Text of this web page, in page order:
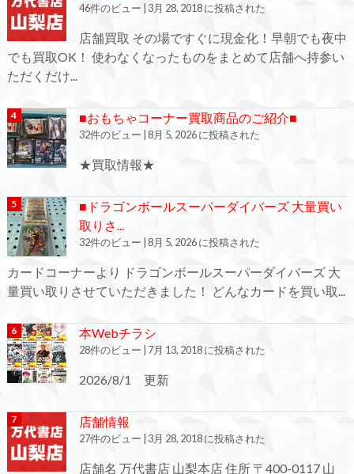
46件のビュー 3月 28, 2018 に投稿された
店舗買取 その場ですぐに現金化！早朝でも夜中
でも買取OK！ 使わなくなったものをまとめて店舗へ持参い
ただくだけ...
■おもちゃコーナー買取商品のご紹介■
32件のビュー 8月 5, 2026 に投稿された
★買取情報★
■ドラゴンボールスーパーダイバーズ 大量買い
取りさ...
32件のビュー 8月 5, 2026 に投稿された
カードコーナーより ドラゴンボールスーパーダイバーズ 大
量買い取りさせていただきました！ どんなカードを買い取...
本Webチラシ
28件のビュー 7月 13, 2018 に投稿された
2026/8/1 更新
店舗情報
27件のビュー 3月 28, 2018 に投稿された
店舗名 万代書店 山梨本店 住所 〒400-0117 山